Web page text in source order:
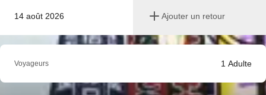
14 août 2026 Ajouter un retour
Voyageurs 1 Adulte